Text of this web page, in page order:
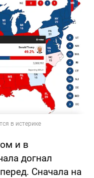
и в
догнал
Сначала на